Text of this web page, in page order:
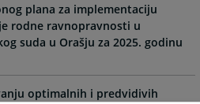
plana za implementaciju
rodne ravnopravnosti u
suda u Orašju za 2025. godinu
optimalnih i predvidivih